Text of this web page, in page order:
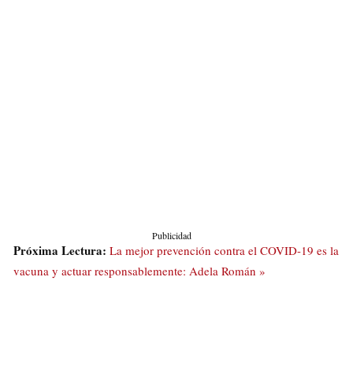
Publicidad
Próxima Lectura: La mejor prevención contra el COVID-19 es la
vacuna y actuar responsablemente: Adela Román »